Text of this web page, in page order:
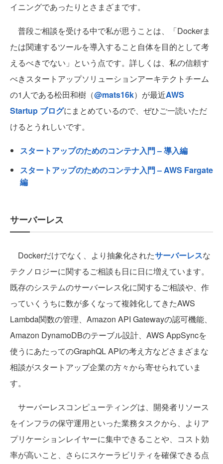
イニングであったりとさまざまです。
普段ご相談を受ける中で私が思うことは、「Dockerま
たは関連するツールを導入すること自体を目的として考
えるべきでない」という点です。詳しくは、私の信頼す
べきスタートアップソリューションアーキテクトチーム
の1人である松田和樹（@mats16k）が最近AWS
Startup ブログにまとめているので、ぜひご一読いただ
けるとうれしいです。
スタートアップのためのコンテナ入門 – 導入編
スタートアップのためのコンテナ入門 – AWS Fargate
編
サーバーレス
Dockerだけでなく、より抽象化されたサーバーレスな
テクノロジーに関するご相談も日に日に増えています。
既存のシステムのサーバーレス化に関するご相談や、作
っていくうちに数が多くなって複雑化してきたAWS
Lambda関数の管理、Amazon API Gatewayの認可機能、
Amazon DynamoDBのテーブル設計、AWS AppSyncを
使うにあたってのGraphQL APIの考え方などさまざまな
相談がスタートアップ企業の方々から寄せられていま
す。
サーバーレスコンピューティングは、開発者リソース
をインフラの保守運用といった業務タスクから、よりア
プリケーションレイヤーに集中できることや、コスト効
率が高いこと、さらにスケーラビリティを確保できる点